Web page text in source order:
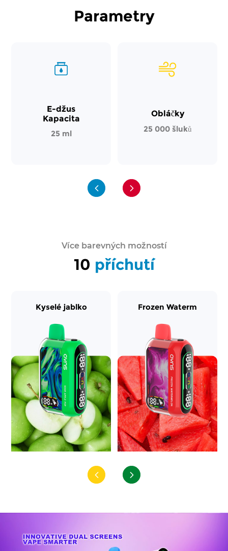
Parametry
E-džus
Kapacita
25 ml
Obláčky
25 000 šluků
Více barevných možností
10 příchutí
Kyselé jablko Frozen Waterm